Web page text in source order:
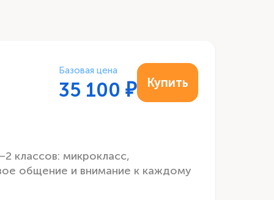
Базовая цена
35 100 ₽ Купить
классов: микрокласс,
общение и внимание к каждому